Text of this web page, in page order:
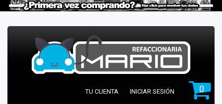
0
TU CUENTA INICIAR SESIÓN